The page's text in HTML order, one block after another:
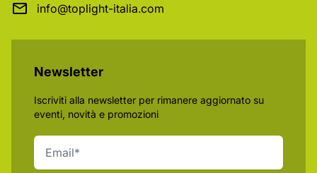
info@toplight-italia.com
Newsletter
Iscriviti alla newsletter per rimanere aggiornato su
eventi, novità e promozioni